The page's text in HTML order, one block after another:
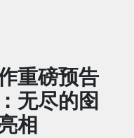
重磅预告
无尽的囹
相